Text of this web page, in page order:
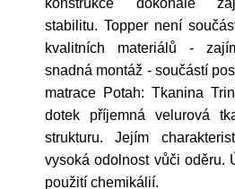
konstrukce dokonale
stabilitu. Topper není
kvalitních materiálů -
snadná montáž - součástí
matrace Potah: Tkanina
dotek příjemná velurová
strukturu. Jejím
vysoká odolnost vůči oděru.
použití chemikálií.